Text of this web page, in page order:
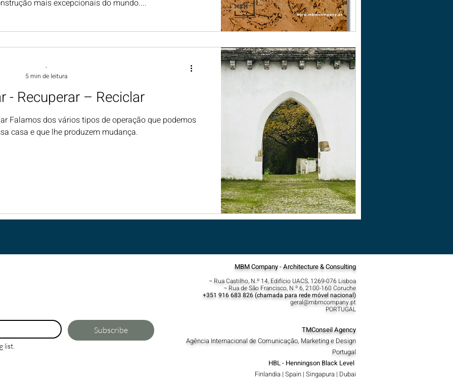
mais excepcionais do mundo....
- Recuperar – Reciclar
Falamos dos vários tipos de operação que podemos
casa e que lhe produzem mudança.
-
5 min de leitura
Subscribe
list.
MBM Company - Architecture & Consulting
¬ Rua Castilho, N.º 14, Edifício UACS, 1269-076 Lisboa​
¬ Rua de São Francisco, N.º 6, 2100-160 Coruche
+351 916 683 826 (chamada para rede móvel nacional)
geral@mbmcompany.pt
PORTUGAL
TMConseil Agency
Agência Internacional de Comunicação, Marketing e Design
Portugal
HBL - Henningson Black Level
Finlandia | Spain | Singapura | Dubai